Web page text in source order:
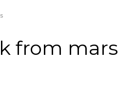
from mars